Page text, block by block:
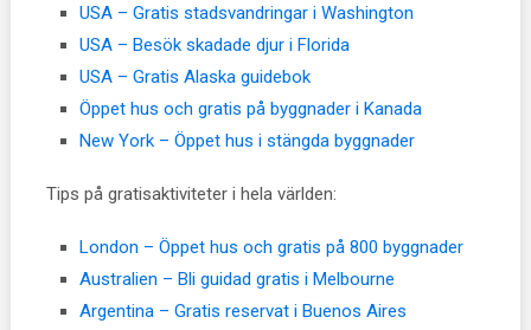
USA – Gratis stadsvandringar i Washington
USA – Besök skadade djur i Florida
USA – Gratis Alaska guidebok
Öppet hus och gratis på byggnader i Kanada
New York – Öppet hus i stängda byggnader
Tips på gratisaktiviteter i hela världen:
London – Öppet hus och gratis på 800 byggnader
Australien – Bli guidad gratis i Melbourne
Argentina – Gratis reservat i Buenos Aires